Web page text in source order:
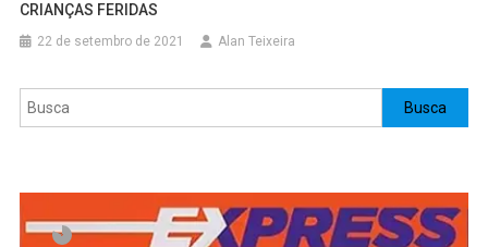
CRIANÇAS FERIDAS
22 de setembro de 2021 Alan Teixeira
Pesquisar Busca